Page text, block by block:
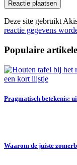
Deze site gebruikt
reactie gegevens
Populaire
Pragmatisch betekenis:
Waarom de juiste